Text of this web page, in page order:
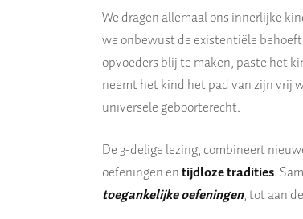
We dragen allemaal ons innerlijke
we onbewust de existentiële behoe
opvoeders blij te maken, paste het
neemt het kind het pad van zijn vrij
universele geboorterecht.
De 3-delige lezing,combineert
oefeningen entijdloze tradities.
toegankelijke oefeningen, tot aan